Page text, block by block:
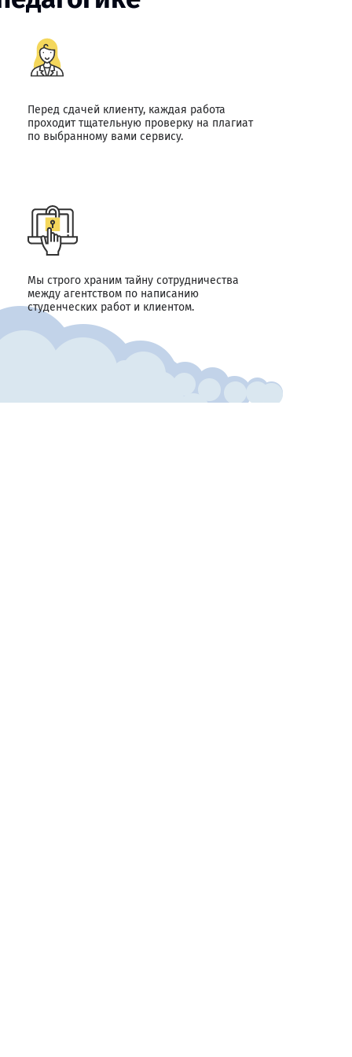
Перед сдачей клиенту, каждая работа
проходит тщательную проверку на плагиат
по выбранному вами сервису.
Мы строго храним тайну сотрудничества
между агентством по написанию
студенческих работ и клиентом.